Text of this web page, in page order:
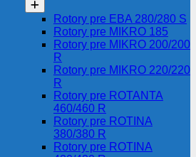
Rotory pre EBA 280/280 S
Rotory pre MIKRO 185
Rotory pre MIKRO 200/200
R
Rotory pre MIKRO 220/220
R
Rotory pre ROTANTA
460/460 R
Rotory pre ROTINA
380/380 R
Rotory pre ROTINA